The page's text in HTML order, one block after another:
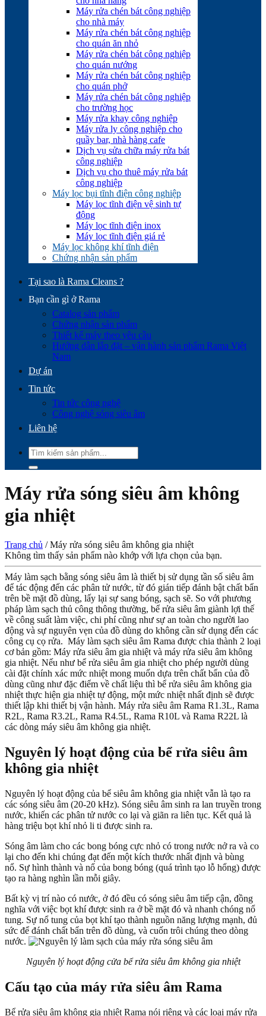
Máy rửa chén bát công nghiệp
cho nhà máy
Máy rửa chén bát công nghiệp
cho quán ăn nhỏ
Máy rửa chén bát công nghiệp
cho quán nướng
Máy rửa chén bát công nghiệp
cho quán phở
Máy rửa chén bát công nghiệp
cho trường học
Máy rửa khay công nghiệp
Máy rửa ly công nghiệp cho
quầy bar, nhà hàng cafe
Dịch vụ sửa chữa máy rửa bát
công nghiệp
Dịch vụ cho thuê máy rửa bát
công nghiệp
Máy lọc bụi tĩnh điện công nghiệp
Máy lọc tĩnh điện vệ sinh tự
động
Máy lọc tĩnh điện inox
Máy lọc tĩnh điện giá rẻ
Máy lọc không khí tĩnh điện
Chứng nhận sản phẩm
Tại sao là Rama Cleans ?
Bạn cần gì ở Rama
Catalog sản phẩm
Chứng nhận sản phẩm
Thiết kế máy theo yêu cầu
Hướng dẫn lắp đặt – vận hành sản phẩm Rama Việt
Nam
Dự án
Tin tức
Tin tức công nghệ
Công nghệ sóng siêu âm
Liên hệ
Tìm
kiếm:
Máy rửa sóng siêu âm không
gia nhiệt
Trang chủ /Máy rửa sóng siêu âm không gia nhiệt
Không tìm thấy sản phẩm nào khớp với lựa chọn của bạn.
Máy làm sạch bằng sóng siêu âm là thiết bị sử dụng tần số siêu âm
để tác động đến các phân tử nước, từ đó gián tiếp đánh bật chất bẩn
trên bề mặt đồ dùng, lấy lại sự sang bóng, sạch sẽ. So với phương
pháp làm sạch thủ công thông thường, bể rửa siêu âm giành lợi thế
về công suất làm việc, chi phí cũng như sự an toàn cho người lao
động và sự nguyên vẹn của đồ dùng do không cần sử dụng đến các
công cụ cọ rửa. Máy làm sạch siêu âm Rama được chia thành 2 loại
cơ bản gồm: Máy rửa siêu âm gia nhiệt và máy rửa siêu âm không
gia nhiệt. Nếu như bể rửa siêu âm gia nhiệt cho phép người dùng
cài đặt chính xác mức nhiệt mong muốn dựa trên chất bẩn của đồ
dùng cũng như đặc điểm về chất liệu thì bể rửa siêu âm không gia
nhiệt thực hiện gia nhiệt tự động, một mức nhiệt nhất định sẽ được
thiết lập khi thiết bị vận hành. Máy rửa siêu âm Rama R1.3L, Rama
R2L, Rama R3.2L, Rama R4.5L, Rama R10L và Rama R22L là
các dòng máy siêu âm không gia nhiệt.
Nguyên lý hoạt động của bể rửa siêu âm
không gia nhiệt
Nguyên lý hoạt động của bể siêu âm không gia nhiệt vẫn là tạo ra
các sóng siêu âm (20-20 kHz). Sóng siêu âm sinh ra lan truyền trong
nước, khiến các phân tử nước co lại và giãn ra liên tục. Kết quả là
hàng triệu bọt khí nhỏ li ti được sinh ra.
Sóng âm làm cho các bong bóng cực nhỏ có trong nước nở ra và co
lại cho đến khi chúng đạt đến một kích thước nhất định và bùng
nổ. Sự hình thành và nổ của bong bóng (quá trình tạo lỗ hổng) được
tạo ra hàng nghìn lần mỗi giây.
Bất kỳ vị trí nào có nước, ở đó đều có sóng siêu âm tiếp cận, đồng
nghĩa với việc bọt khí được sinh ra ở bề mặt đó và nhanh chóng nổ
tung. Sự nổ tung của bọt khí tạo thành nguồn năng lượng mạnh, đủ
sức để đánh chất bẩn trên đồ dùng, và cuốn trôi chúng theo dòng
nước.
Nguyên lý hoạt động cửa bể rửa siêu âm không gia nhiệt
Cấu tạo của máy rửa siêu âm Rama
Bể rửa siêu âm không gia nhiệt Rama nói riêng và các loại máy rửa